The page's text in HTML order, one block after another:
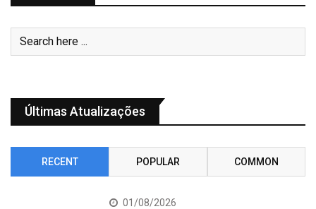
Últimas Atualizações
RECENT POPULAR COMMON
01/08/2026